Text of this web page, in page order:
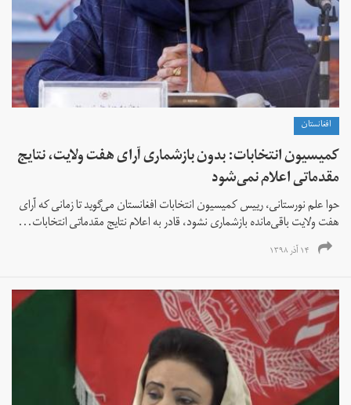
افغانستان
کمیسیون انتخابات: بدون بازشماری آرای هفت ولایت، نتایج
مقدماتی اعلام نمی‌شود
حوا علم نورستانی، رییس کمیسیون انتخابات افغانستان می‌گوید تا زمانی که آرای
هفت ولایت باقی‌مانده بازشماری نشود، قادر به اعلام نتایج مقدماتی انتخابات...
۱۴ آذر ۱۳۹۸